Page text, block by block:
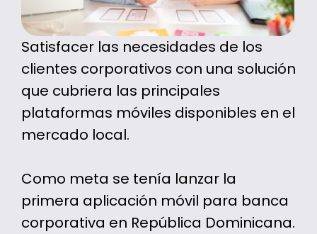
Satisfacer las necesidades de los
clientes corporativos con una solución
que cubriera las principales
plataformas móviles disponibles en el
mercado local.
Como meta se tenía lanzar la
primera aplicación móvil para banca
corporativa en República Dominicana.